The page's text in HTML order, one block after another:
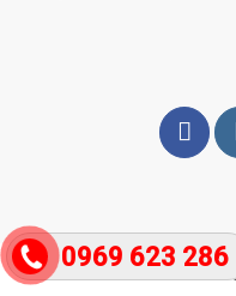
0969 623 286
Copyright